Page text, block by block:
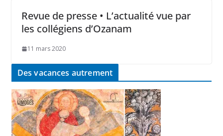
Revue de presse • L’actualité vue par
les collégiens d’Ozanam
11 mars 2020
Des vacances autrement